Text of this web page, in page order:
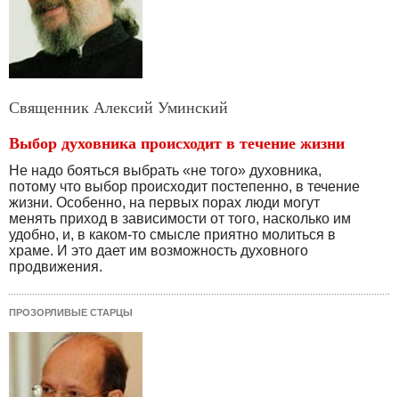
Священник Алексий Уминский
Выбор духовника происходит в течение жизни
Не надо бояться выбрать «не того» духовника,
потому что выбор происходит постепенно, в течение
жизни. Особенно, на первых порах люди могут
менять приход в зависимости от того, насколько им
удобно, и, в каком-то смысле приятно молиться в
храме. И это дает им возможность духовного
продвижения.
ПРОЗОРЛИВЫЕ СТАРЦЫ